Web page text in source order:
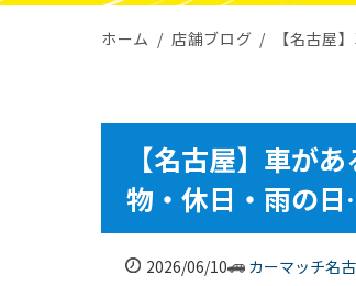
ホーム 店舗ブログ 【名古屋
【名古屋】車が
物・休日・雨の
2026/06/10 カーマッチ名